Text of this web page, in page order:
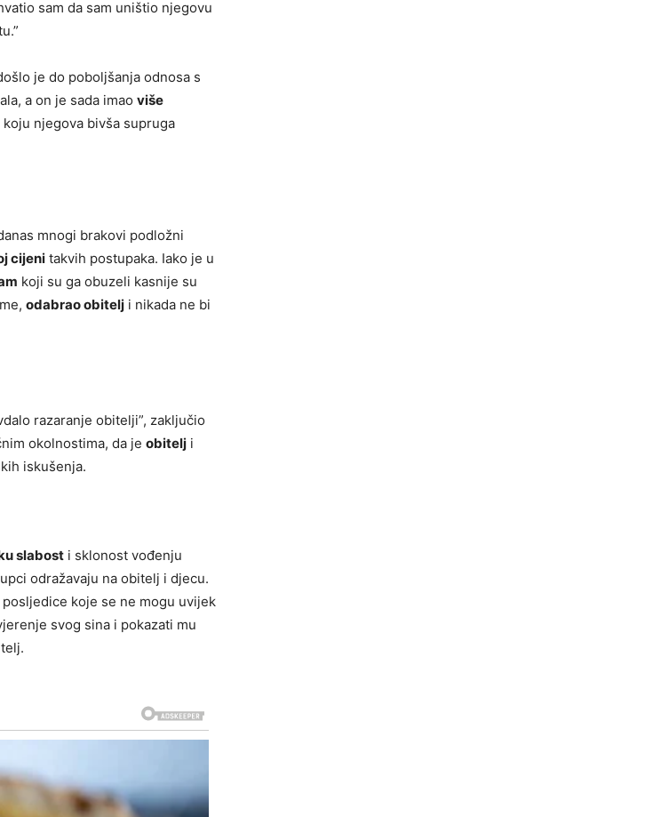
sam da sam uništio njegovu
je do poboljšanja odnosa s
a on je sada imao više
njegova bivša supruga
mnogi brakovi podložni
cijeni takvih postupaka. Iako je u
koji su ga obuzeli kasnije su
odabrao obitelj i nikada ne bi
razaranje obitelji”, zaključio
okolnostima, da je obitelj i
iskušenja.
slabost i sklonost vođenju
odražavaju na obitelj i djecu.
koje se ne mogu uvijek
svog sina i pokazati mu